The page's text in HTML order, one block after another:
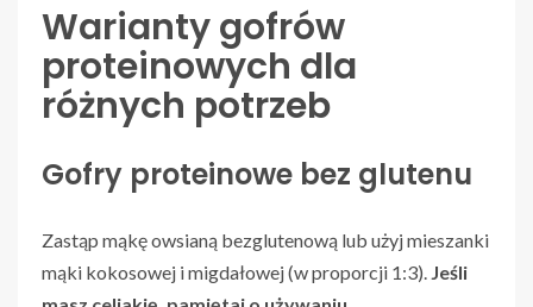
Warianty gofrów
proteinowych dla
różnych potrzeb
Gofry proteinowe bez glutenu
Zastąp mąkę owsianą bezglutenową lub użyj mieszanki
mąki kokosowej i migdałowej (w proporcji 1:3). Jeśli